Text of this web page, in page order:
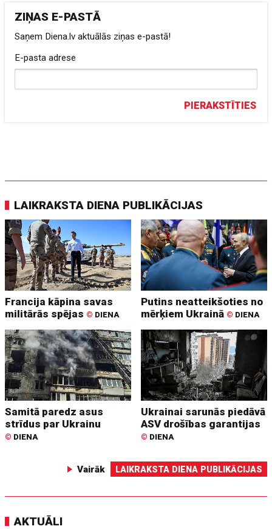
ZIŅAS E-PASTĀ
Saņem Diena.lv aktuālās ziņas e-pastā!
E-pasta adrese
PIERAKSTĪTIES
LAIKRAKSTA DIENA PUBLIKĀCIJAS
Francija kāpina savas
militārās spējas © DIENA
Putins neatteikšoties no
mērķiem Ukrainā © DIENA
Samitā paredz asus
strīdus par Ukrainu
© DIENA
Ukrainai sarunās piedāvā
ASV drošības garantijas
© DIENA
Vairāk LAIKRAKSTA DIENA PUBLIKĀCIJAS
AKTUĀLI